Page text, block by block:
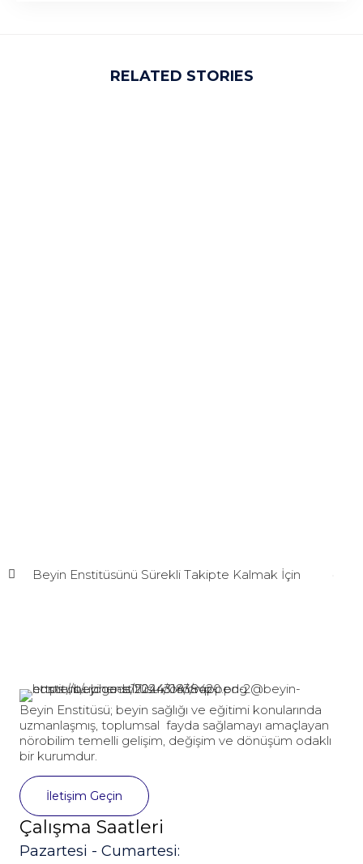
RELATED STORIES
Beyin Enstitüsünü Sürekli Takipte Kalmak İçin
Beyin Enstitüsü; beyin sağlığı ve eğitimi konularında
uzmanlaşmış, toplumsal fayda sağlamayı amaçlayan
nörobilim temelli gelişim, değişim ve dönüşüm odaklı
bir kurumdur.
İletişim Geçin
Çalışma Saatleri
Pazartesi - Cumartesi: